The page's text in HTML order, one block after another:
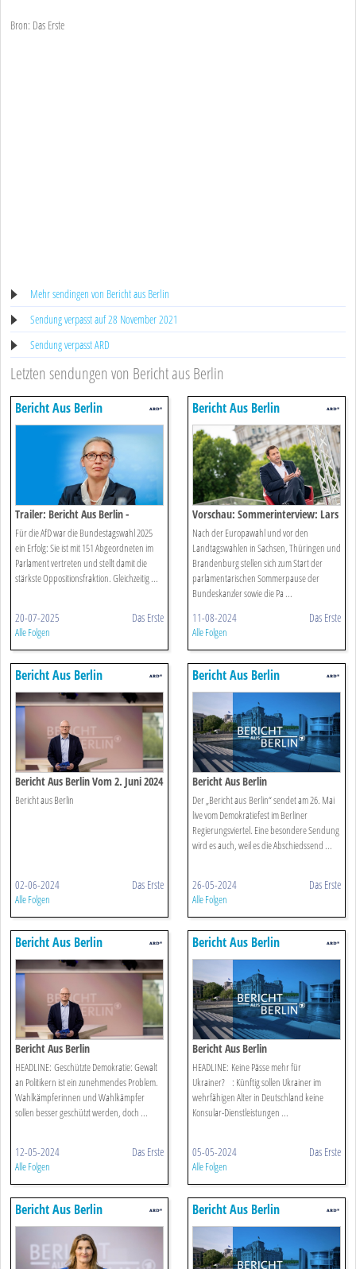
Bron: Das Erste
Mehr sendingen von Bericht aus Berlin
Sendung verpasst auf 28 November 2021
Sendung verpasst ARD
Letzten sendungen von Bericht aus Berlin
Bericht Aus Berlin
Trailer: Bericht Aus Berlin -
Sommerinterview
Für die AfD war die Bundestagswahl 2025
ein Erfolg: Sie ist mit 151 Abgeordneten im
Parlament vertreten und stellt damit die
stärkste Oppositionsfraktion. Gleichzeitig ...
20-07-2025 Das Erste
Alle Folgen
Bericht Aus Berlin
Vorschau: Sommerinterview: Lars
Klingbeil (spd)
Nach der Europawahl und vor den
Landtagswahlen in Sachsen, Thüringen und
Brandenburg stellen sich zum Start der
parlamentarischen Sommerpause der
Bundeskanzler sowie die Pa ...
11-08-2024 Das Erste
Alle Folgen
Bericht Aus Berlin
Bericht Aus Berlin Vom 2. Juni 2024
Bericht aus Berlin
02-06-2024 Das Erste
Alle Folgen
Bericht Aus Berlin
Bericht Aus Berlin
Der „Bericht aus Berlin“ sendet am 26. Mai
live vom Demokratiefest im Berliner
Regierungsviertel. Eine besondere Sendung
wird es auch, weil es die Abschiedssend ...
26-05-2024 Das Erste
Alle Folgen
Bericht Aus Berlin
Bericht Aus Berlin
HEADLINE: Geschützte Demokratie: Gewalt
an Politikern ist ein zunehmendes Problem.
Wahlkämpferinnen und Wahlkämpfer
sollen besser geschützt werden, doch ...
12-05-2024 Das Erste
Alle Folgen
Bericht Aus Berlin
Bericht Aus Berlin
HEADLINE: Keine Pässe mehr für
Ukrainer? : Künftig sollen Ukrainer im
wehrfähigen Alter in Deutschland keine
Konsular-Dienstleistungen ...
05-05-2024 Das Erste
Alle Folgen
Bericht Aus Berlin Bericht Aus Berlin